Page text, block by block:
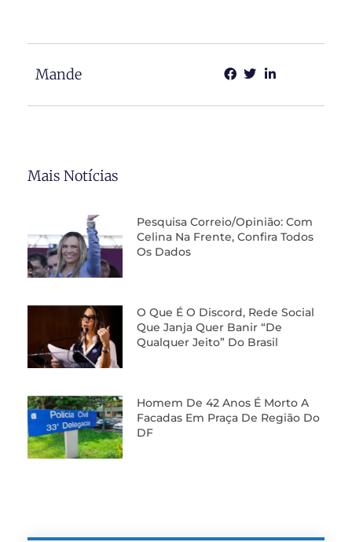
Mande
Mais Notícias
Pesquisa Correio/Opinião: Com
Celina Na Frente, Confira Todos
Os Dados
O Que É O Discord, Rede Social
Que Janja Quer Banir “de
Qualquer Jeito” Do Brasil
Homem De 42 Anos É Morto A
Facadas Em Praça De Região Do
DF